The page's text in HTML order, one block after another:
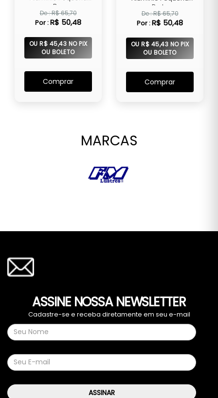
Br...
De : R$ 65,70
Por :R$ 50,48
OU R$ 45,43 NO PIX
OU BOLETO
Comprar
Preta
De : R$ 65,70
Por :R$ 50,48
OU R$ 45,43 NO PIX
OU BOLETO
Comprar
MARCAS
ASSINE NOSSA NEWSLETTER
Cadastre-se e receba diretamente em seu e-mail
ASSINAR